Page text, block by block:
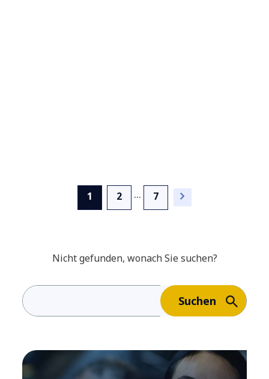
1 (current)
2 ... 7
Nicht gefunden, wonach Sie suchen?
Suchen